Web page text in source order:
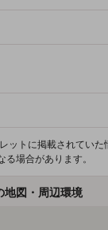
ットに掲載されていた
る場合があります。
地図・周辺環境